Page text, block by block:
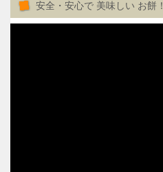
安全・安心で 美味しい お餅！